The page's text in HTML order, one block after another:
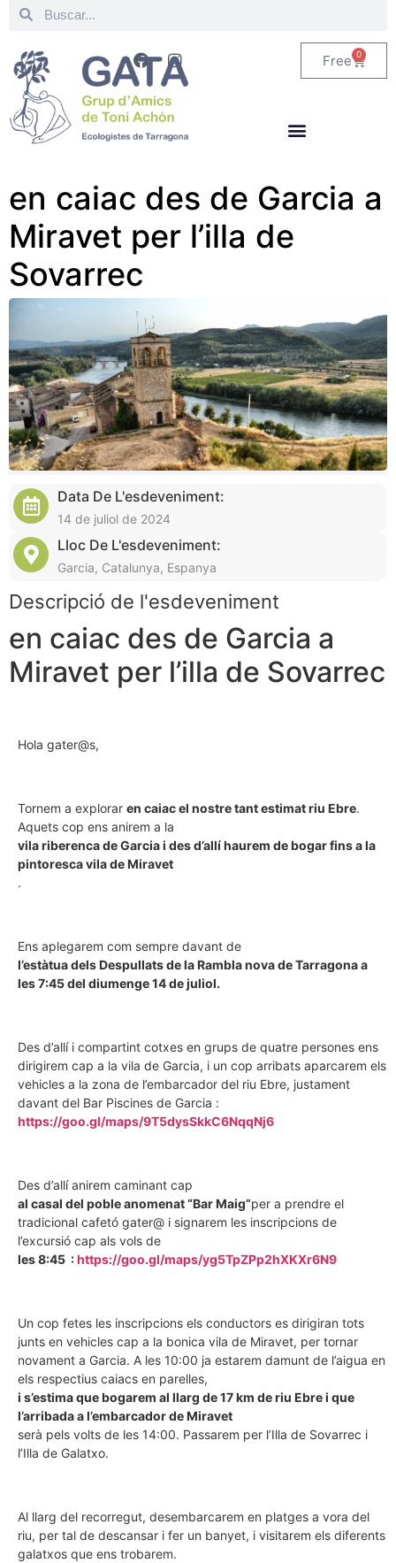
Free 0
en caiac des de Garcia a
Miravet per l’illa de
Sovarrec
Data De L'esdeveniment:
14 de juliol de 2024
Lloc De L'esdeveniment:
Garcia, Catalunya, Espanya
Descripció de l'esdeveniment
en caiac des de Garcia a
Miravet per l’illa de Sovarrec
Hola gater@s,
Tornem a explorar en caiac el nostre tant estimat riu Ebre.
Aquets cop ens anirem a la
vila riberenca de Garcia i des d’allí haurem de bogar fins a la
pintoresca vila de Miravet
.
Ens aplegarem com sempre davant de
l’estàtua dels Despullats de la Rambla nova de Tarragona a
les 7:45 del diumenge 14 de juliol.
Des d’allí i compartint cotxes en grups de quatre persones ens
dirigirem cap a la vila de Garcia, i un cop arribats aparcarem els
vehicles a la zona de l’embarcador del riu Ebre, justament
davant del Bar Piscines de Garcia :
https://goo.gl/maps/9T5dysSkkC6NqqNj6
Des d’allí anirem caminant cap
al casal del poble anomenat “Bar Maig”per a prendre el
tradicional cafetó gater@ i signarem les inscripcions de
l’excursió cap als vols de
les 8:45 :https://goo.gl/maps/yg5TpZPp2hXKXr6N9
Un cop fetes les inscripcions els conductors es dirigiran tots
junts en vehicles cap a la bonica vila de Miravet, per tornar
novament a Garcia. A les 10:00 ja estarem damunt de l’aigua en
els respectius caiacs en parelles,
i s’estima que bogarem al llarg de 17 km de riu Ebre i que
l’arribada a l’embarcador de Miravet
serà pels volts de les 14:00. Passarem per l’Illa de Sovarrec i
l’Illa de Galatxo.
Al llarg del recorregut, desembarcarem en platges a vora del
riu, per tal de descansar i fer un banyet, i visitarem els diferents
galatxos que ens trobarem.